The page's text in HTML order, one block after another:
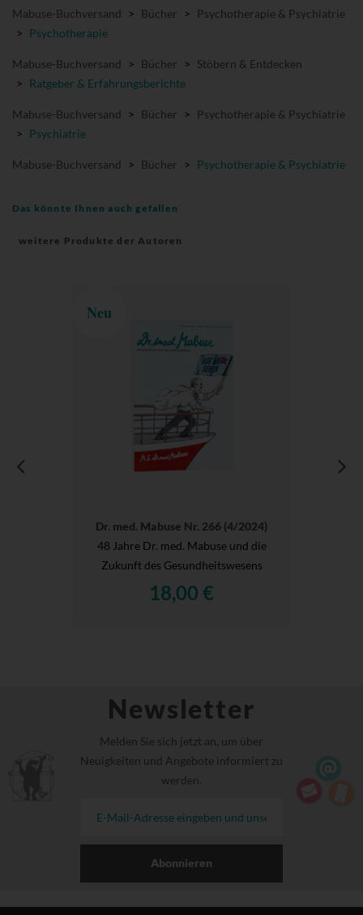
Mabuse-Buchversand > Bücher >
Psychotherapie & Psychiatrie
> Psychotherapie
Mabuse-Buchversand > Bücher > Stöbern & Entdecken
> Ratgeber & Erfahrungsberichte
Mabuse-Buchversand > Bücher >
Psychotherapie & Psychiatrie
> Psychiatrie
Mabuse-Buchversand > Bücher > Psychotherapie & Psychiatrie
Das könnte Ihnen auch gefallen
weitere Produkte der Autoren
Neu
Dr. med. Mabuse Nr. 266 (4/2024)
48 Jahre Dr. med. Mabuse und die
Zukunft des Gesundheitswesens
18,00 €
Newsletter
Melden Sie sich jetzt an, um über
Neuigkeiten und Angebote informiert zu
werden.
Abonnieren